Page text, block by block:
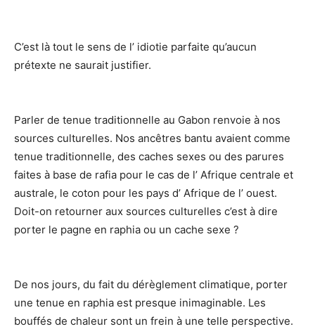
C’est là tout le sens de l’ idiotie parfaite qu’aucun
prétexte ne saurait justifier.
Parler de tenue traditionnelle au Gabon renvoie à nos
sources culturelles. Nos ancêtres bantu avaient comme
tenue traditionnelle, des caches sexes ou des parures
faites à base de rafia pour le cas de l’ Afrique centrale et
australe, le coton pour les pays d’ Afrique de l’ ouest.
Doit-on retourner aux sources culturelles c’est à dire
porter le pagne en raphia ou un cache sexe ?
De nos jours, du fait du dérèglement climatique, porter
une tenue en raphia est presque inimaginable. Les
bouffés de chaleur sont un frein à une telle perspective.